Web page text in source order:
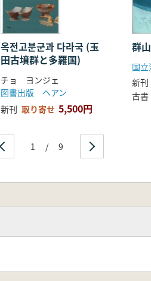
옥전고분군과 다라국 (玉
田古墳群と多羅国)
チョ ヨンジェ
図書出版 ヘアン
新刊 取り寄せ 5,500円
群
国
新刊
古書
1 / 9